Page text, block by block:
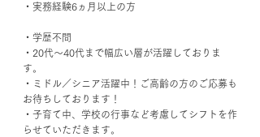
・実務経験6ヵ月以上の方
・学歴不問
・20代〜40代まで幅広い層が活躍しておりま
す。
・ミドル／シニア活躍中！ご高齢の方のご応募も
お待ちしております！
・子育て中、学校の行事など考慮してシフトを作
らせていただきます。